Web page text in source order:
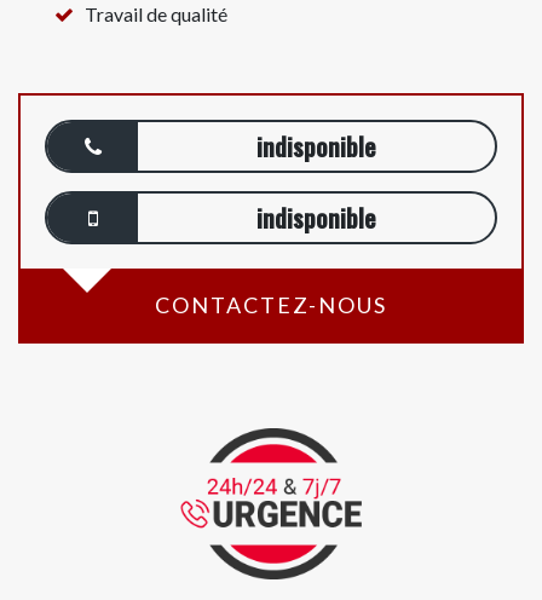
Travail de qualité
indisponible
indisponible
CONTACTEZ-NOUS